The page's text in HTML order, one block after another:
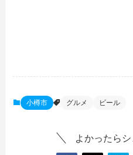
小樽市 グルメ ビール
よかったらシ